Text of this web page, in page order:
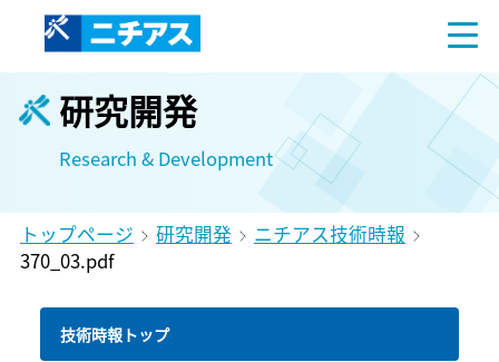
研究開発
Research & Development
トップページ 研究開発
ニチアス技術時報
370_03.pdf
技術時報トップ